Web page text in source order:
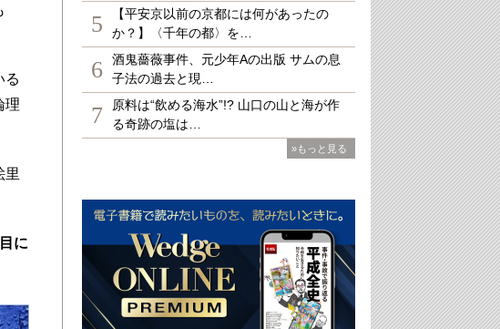
る
理
里
に
5
【平安京以前の京都には何があったの
か？】〈千年の都〉を…
6
酒鬼薔薇事件、元少年Aの出版 サムの息
子法の過去と現…
7
原料は“飲める海水”!? 山口の山と海が作
る奇跡の塩は…
»もっと見る